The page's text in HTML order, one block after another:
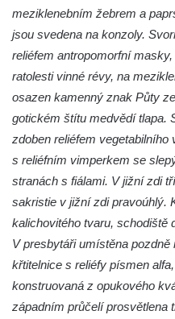
Kostel Nejsvětější Trojice
Kostel svatého Vavřince v
Kostel svatých Petra a
Kostel Nanebevzetí Panny
Himmelfahrt) v
Kostel svaté Máří
Krasíkov
Kaple Olivetské hory pod
svatého Michaela
Mildeova kaple pod
Kostel Zvěstování Panny
Výklenková kaple v
v Duchcově
meziklenebním žebrem a
jsou svedena na konzoly.
reliéfem antropomorfní
ratolesti vinné révy, na
osazen kamenný znak Půty
gotickém štítu medvědí tlapa.
zdoben reliéfem
s reliéfním vimperkem se
stranách s fiálami. V jižní zdi
sakristie v jižní zdi pravoúhlý.
kalichovitého tvaru, schodiště
V presbytáři umístěna
křtitelnice s reliéfy písmen
konstruovaná z opukového
západním průčelí prosvětlena